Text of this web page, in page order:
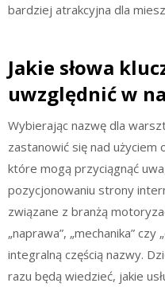
bardziej atrakcyjna dla
Jakie słowa
uwzględnić w
Wybierając nazwę dla
zastanowić się nad użyciem
które mogą przyciągnąć
pozycjonowaniu strony
związane z branżą
„naprawa”, „mechanika”
integralną częścią nazwy.
razu będą wiedzieć, jakie